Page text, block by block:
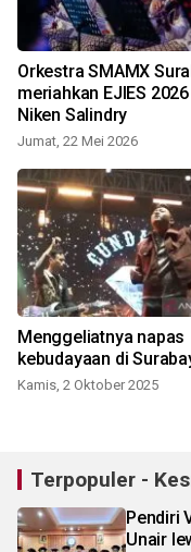
Orkestra SMAMX
meriahkan EJIES
Niken Salindry
Jumat, 22 Mei 2026
Menggeliatnya napas
kebudayaan di
Kamis, 2 Oktober 2025
Terpopuler -
Pendiri
Unair